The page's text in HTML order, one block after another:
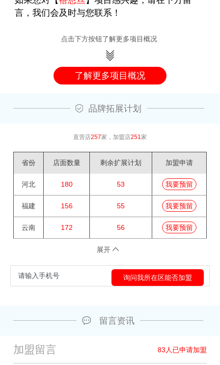
言，我们会及时与您联系！
点击下方按钮了解更多项目概况
了解更多项目概况
品牌拓展计划
直营店257家，加盟店251 家
省份 店面数量 剩余扩展计划 加盟申请
河北 180 53 我要预留
福建 156 55 我要预留
云南 172 56 我要预留
展开
留言资讯
加盟留言 83 人已申请加盟